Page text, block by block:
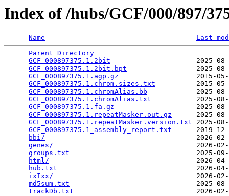
Index of /hubs/GCF/000/897/
Name
Last
Parent Directory
GCF_000897375.1.2bit
2025-
GCF_000897375.1.2bit.bpt
2025-
GCF_000897375.1.agp.gz
2015-
GCF_000897375.1.chrom.sizes.txt
2015-
GCF_000897375.1.chromAlias.bb
2025-
GCF_000897375.1.chromAlias.txt
2025-
GCF_000897375.1.fa.gz
2025-
GCF_000897375.1.repeatMasker.out.gz
2025-
GCF_000897375.1.repeatMasker.version.txt 2025-
GCF_000897375.1_assembly_report.txt
2019-
bbi/
2026-
genes/
2026-
groups.txt
2025-
html/
2026-
hub.txt
2026-
ixIxx/
2026-
md5sum.txt
2025-
trackDb.txt